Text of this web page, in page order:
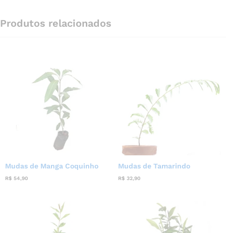
Produtos relacionados
Mudas de Manga Coquinho
R$ 54,90
Mudas de Tamarindo
R$ 32,90